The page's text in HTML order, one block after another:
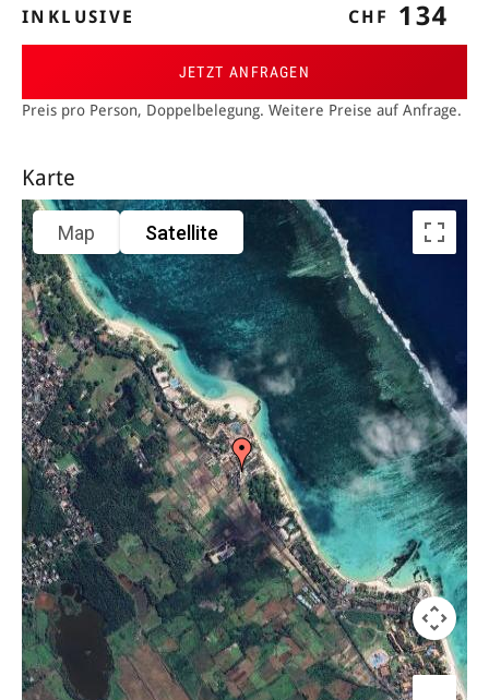
INKLUSIVE CHF 134
JETZT ANFRAGEN
Preis pro Person, Doppelbelegung. Weitere Preise auf Anfrage.
Karte
Map Satellite